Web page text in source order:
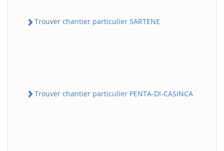
Trouver chantier particulier SARTENE
Trouver chantier particulier PENTA-DI-CASINCA